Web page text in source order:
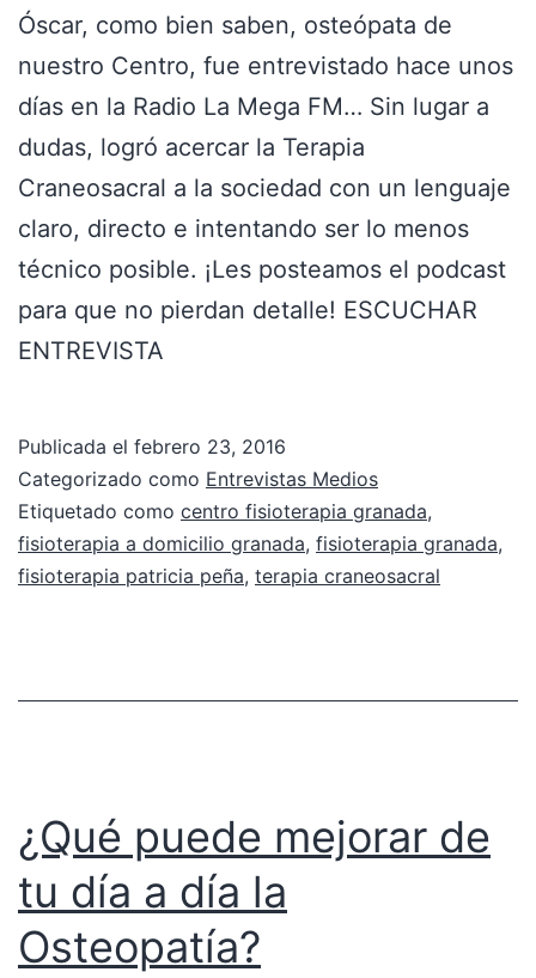
Óscar, como bien saben, osteópata de
nuestro Centro, fue entrevistado hace unos
días en la Radio La Mega FM… Sin lugar a
dudas, logró acercar la Terapia
Craneosacral a la sociedad con un lenguaje
claro, directo e intentando ser lo menos
técnico posible. ¡Les posteamos el podcast
para que no pierdan detalle! ESCUCHAR
ENTREVISTA
Publicada el febrero 23, 2016
Categorizado como Entrevistas Medios
Etiquetado como centro fisioterapia granada,
fisioterapia a domicilio granada, fisioterapia granada,
fisioterapia patricia peña, terapia craneosacral
¿Qué puede mejorar de
tu día a día la
Osteopatía?